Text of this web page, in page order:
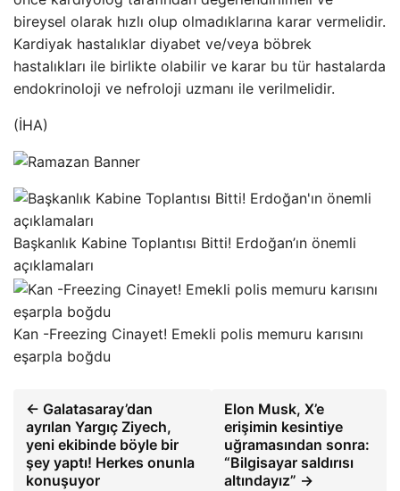
bireysel olarak hızlı olup olmadıklarına karar vermelidir.
Kardiyak hastalıklar diyabet ve/veya böbrek
hastalıkları ile birlikte olabilir ve karar bu tür hastalarda
endokrinoloji ve nefroloji uzmanı ile verilmelidir.
(İHA)
Başkanlık Kabine Toplantısı Bitti! Erdoğan’ın önemli
açıklamaları
Kan -Freezing Cinayet! Emekli polis memuru karısını
eşarpla boğdu
← Galatasaray’dan
ayrılan Yargıç Ziyech,
yeni ekibinde böyle bir
şey yaptı! Herkes onunla
konuşuyor
Elon Musk, X’e
erişimin kesintiye
uğramasından sonra:
“Bilgisayar saldırısı
altındayız” →